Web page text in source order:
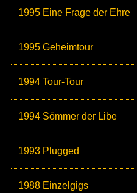
1995 Eine Frage der Ehre
1995 Geheimtour
1994 Tour-Tour
1994 Sömmer der Libe
1993 Plugged
1988 Einzelgigs